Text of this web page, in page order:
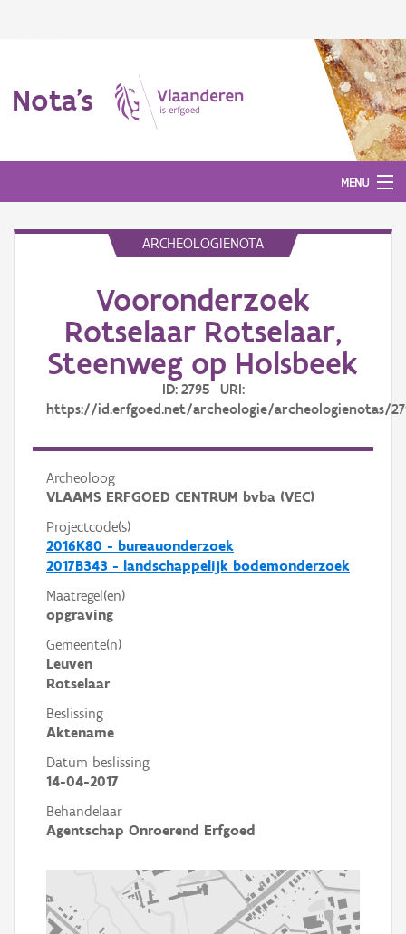
Nota's
MENU
ARCHEOLOGIENOTA
Vooronderzoek
Rotselaar Rotselaar,
Steenweg op Holsbeek
ID: 2795 URI:
https://id.erfgoed.net/archeologie/archeologienotas/
Archeoloog
VLAAMS ERFGOED CENTRUM bvba (VEC)
Projectcode(s)
2016K80 - bureauonderzoek
2017B343 - landschappelijk bodemonderzoek
Maatregel(en)
opgraving
Gemeente(n)
Leuven
Rotselaar
Beslissing
Aktename
Datum beslissing
14-04-2017
Behandelaar
Agentschap Onroerend Erfgoed